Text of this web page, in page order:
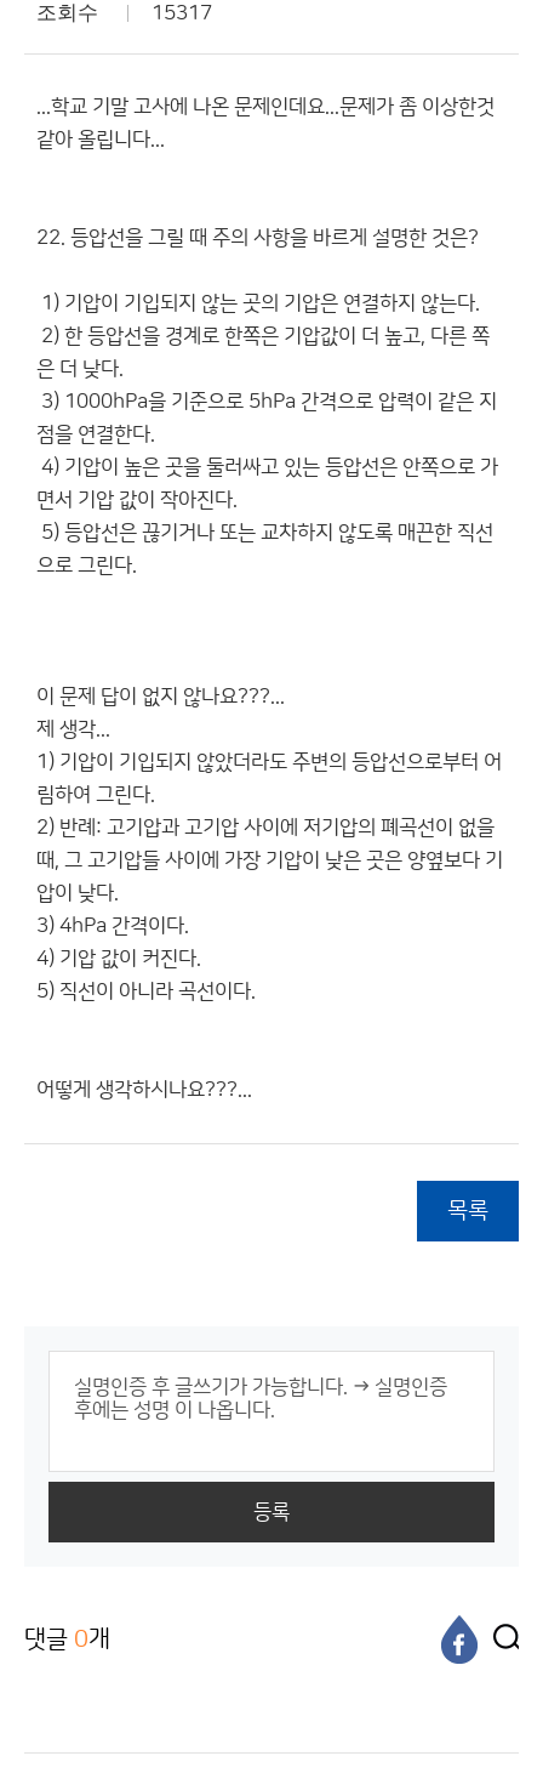
조회수 15317
...학교 기말 고사에 나온 문제인데요...문제가 좀 이상한것
같아 올립니다...
22. 등압선을 그릴 때 주의 사항을 바르게 설명한 것은?
1) 기압이 기입되지 않는 곳의 기압은 연결하지 않는다.
2) 한 등압선을 경계로 한쪽은 기압값이 더 높고, 다른 쪽
은 더 낮다.
3) 1000hPa을 기준으로 5hPa 간격으로 압력이 같은 지
점을 연결한다.
4) 기압이 높은 곳을 둘러싸고 있는 등압선은 안쪽으로 가
면서 기압 값이 작아진다.
5) 등압선은 끊기거나 또는 교차하지 않도록 매끈한 직선
으로 그린다.
이 문제 답이 없지 않나요???...
제 생각...
1) 기압이 기입되지 않았더라도 주변의 등압선으로부터 어
림하여 그린다.
2) 반례: 고기압과 고기압 사이에 저기압의 폐곡선이 없을
때, 그 고기압들 사이에 가장 기압이 낮은 곳은 양옆보다 기
압이 낮다.
3) 4hPa 간격이다.
4) 기압 값이 커진다.
5) 직선이 아니라 곡선이다.
어떻게 생각하시나요???...
목록
등록
댓글 0개